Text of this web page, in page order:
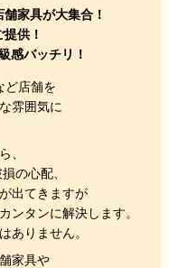
家具が大集合！
供！
感バッチリ！
ど店舗を
雰囲気に
、
の心配、
出てきますが
カンタンに解決します。
ありません。
家具や